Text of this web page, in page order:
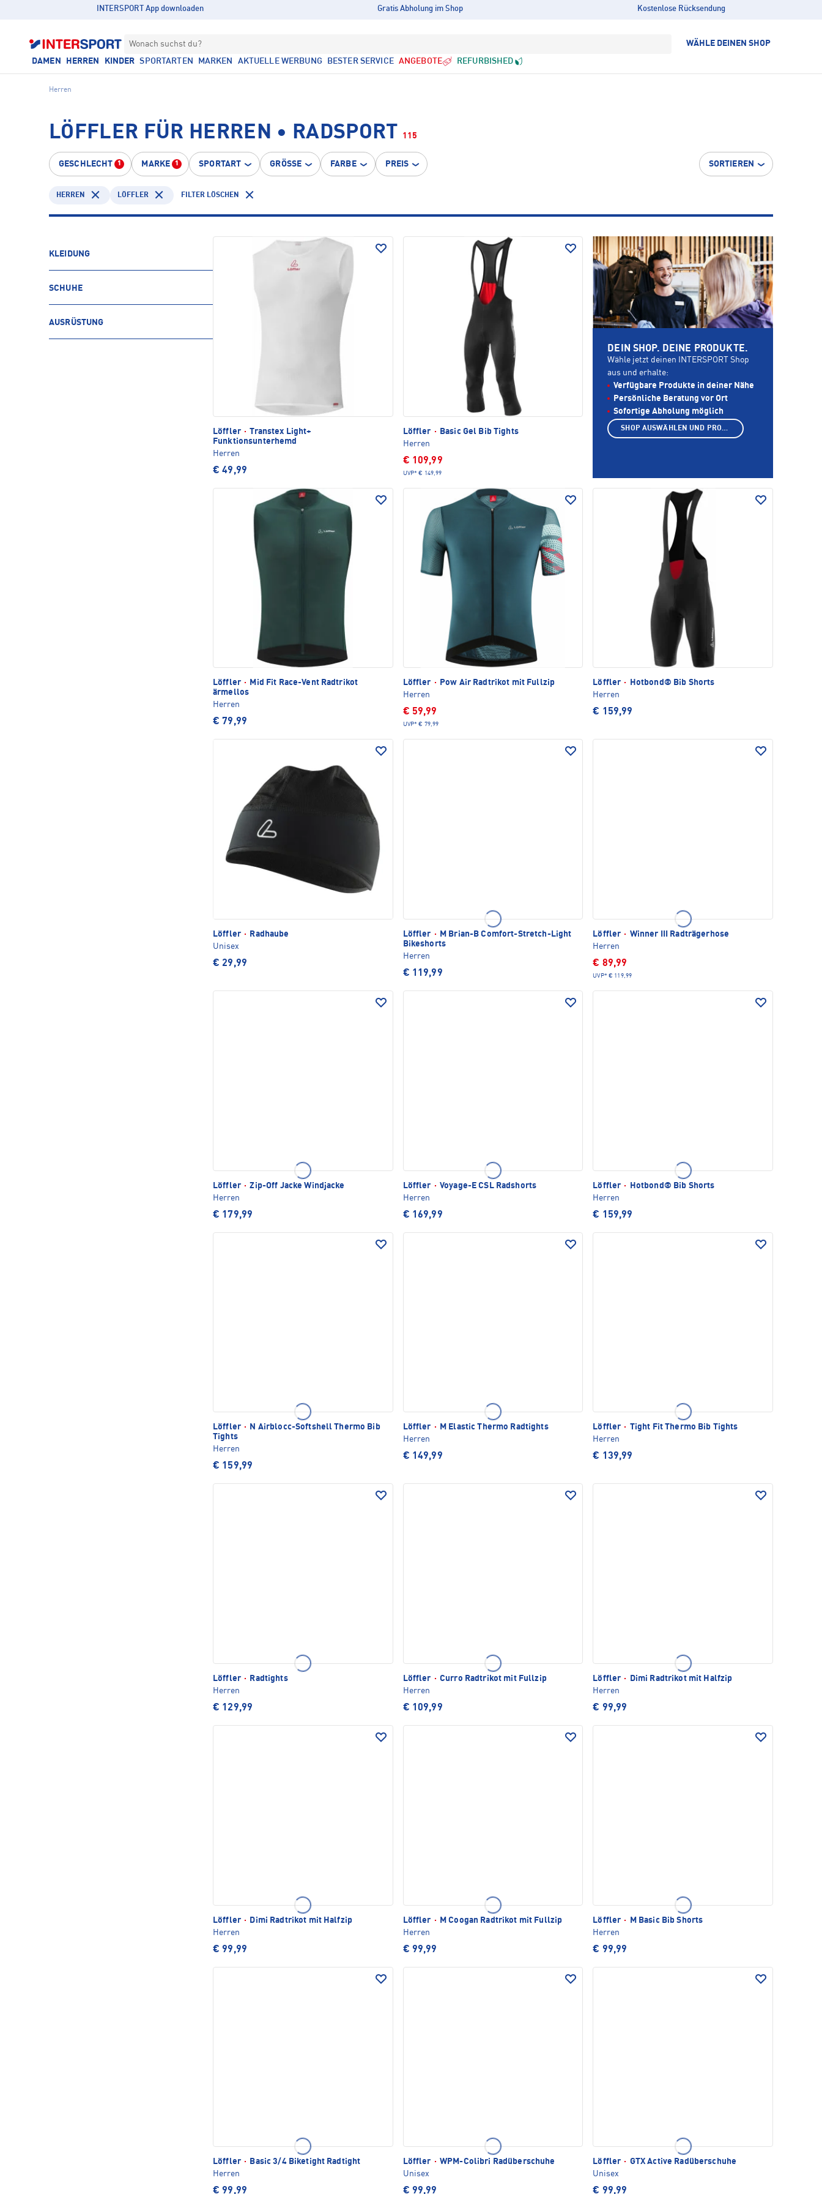
INTERSPORT App downloaden Gratis Abholung im Shop Kostenlose Rücksendung
Wonach suchst du? WÄHLE DEINEN SHOP
DAMEN HERREN KINDER SPORTARTEN MARKEN AKTUELLE WERBUNG BESTER SERVICE ANGEBOTE REFURBISHED
Herren
LÖFFLER FÜR HERREN • RADSPORT 115
GESCHLECHT 1 MARKE 1 SPORTART GRÖSSE FARBE PREIS SORTIEREN
HERREN LÖFFLER FILTER LÖSCHEN
KLEIDUNG
SCHUHE
AUSRÜSTUNG
Löffler · Transtex Light+
Funktionsunterhemd
Herren
€ 49,99
Löffler ·
Basic Gel Bib Tights
Herren
€ 109,99
UVP* € 149,99
Löffler ·
Mid Fit Race-Vent Radtrikot
ärmellos
Herren
€ 79,99
Löffler ·
Pow Air Radtrikot mit Fullzip
Herren
€ 59,99
UVP* € 79,99
Löffler ·
Hotbond® Bib Shorts
Herren
€ 159,99
Löffler ·
Radhaube
Unisex
€ 29,99
Löffler ·
M Brian-B Comfort-Stretch-Light
Bikeshorts
Herren
€ 119,99
Löffler · Winner III Radträgerhose
Herren
€ 89,99
UVP* € 119,99
Löffler · Zip-Off Jacke Windjacke
Herren
€ 179,99
Löffler · Voyage-E CSL Radshorts
Herren
€ 169,99
Löffler ·
Hotbond® Bib Shorts
Herren
€ 159,99
Löffler ·
N Airblocc-Softshell Thermo Bib
Tights
Herren
€ 159,99
Löffler ·
M Elastic Thermo Radtights
Herren
€ 149,99
Löffler · Tight Fit Thermo Bib Tights
Herren
€ 139,99
Löffler ·
Radtights
Herren
€ 129,99
Löffler · Curro Radtrikot mit Fullzip
Herren
€ 109,99
Löffler ·
Dimi Radtrikot mit Halfzip
Herren
€ 99,99
Löffler ·
Dimi Radtrikot mit Halfzip
Herren
€ 99,99
Löffler ·
M Coogan Radtrikot mit Fullzip
Herren
€ 99,99
Löffler ·
M Basic Bib Shorts
Herren
€ 99,99
Löffler ·
Basic 3/4 Biketight Radtight
Herren
€ 99,99
Löffler · WPM-Colibri Radüberschuhe
Unisex
€ 99,99
Löffler · GTX Active Radüberschuhe
Unisex
€ 99,99
DEIN SHOP. DEINE PRODUKTE.
Wähle jetzt deinen INTERSPORT Shop
aus und erhalte:
Verfügbare Produkte in deiner Nähe
Persönliche Beratung vor Ort
Sofortige Abholung möglich
SHOP AUSWÄHLEN UND PRODUKTE ANZEIGEN